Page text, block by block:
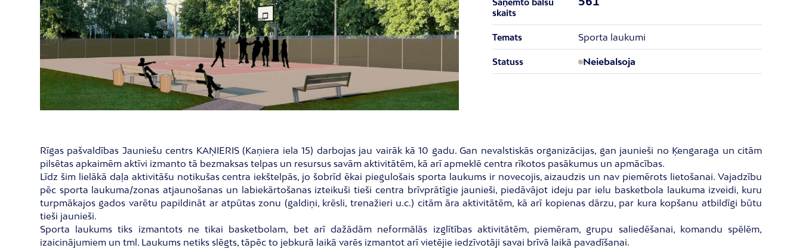
Saņemto balsu
skaits
Temats Sporta laukumi
Statuss Neiebalsoja
Rīgas pašvaldības Jauniešu centrs KAŅIERIS (Kaņiera iela 15) darbojas jau vairāk kā 10 gadu. Gan nevalstiskās organizācijas, gan jaunieši no Ķengaraga un citām
pilsētas apkaimēm aktīvi izmanto tā bezmaksas telpas un resursus savām aktivitātēm, kā arī apmeklē centra rīkotos pasākumus un apmācības.
Līdz šim lielākā daļa aktivitāšu notikušas centra iekštelpās, jo šobrīd ēkai piegulošais sporta laukums ir novecojis, aizaudzis un nav piemērots lietošanai. Vajadzību
pēc sporta laukuma/zonas atjaunošanas un labiekārtošanas izteikuši tieši centra brīvprātīgie jaunieši, piedāvājot ideju par ielu basketbola laukuma izveidi, kuru
turpmākajos gados varētu papildināt ar atpūtas zonu (galdiņi, krēsli, trenažieri u.c.) citām āra aktivitātēm, kā arī kopienas dārzu, par kura kopšanu atbildīgi būtu
tieši jaunieši.
Sporta laukums tiks izmantots ne tikai basketbolam, bet arī dažādām neformālās izglītības aktivitātēm, piemēram, grupu saliedēšanai, komandu spēlēm,
izaicinājumiem un tml. Laukums netiks slēgts, tāpēc to jebkurā laikā varēs izmantot arī vietējie iedzīvotāji savai brīvā laikā pavadīšanai.